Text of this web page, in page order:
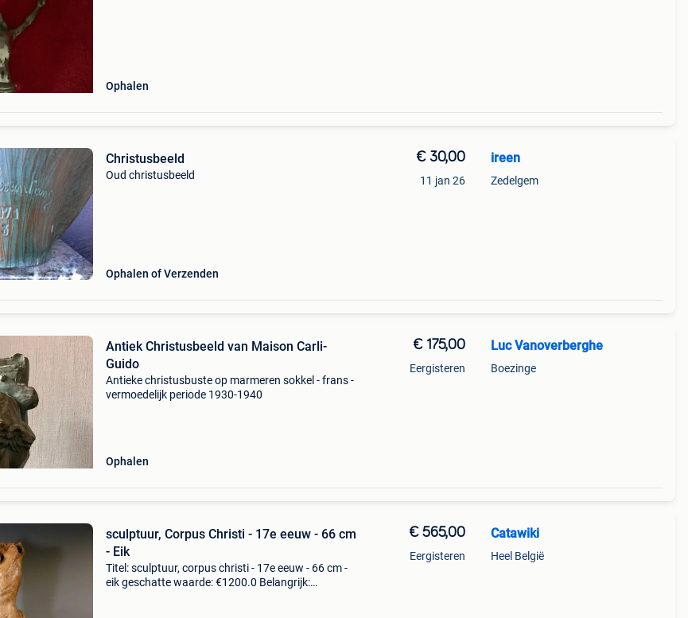
Ophalen
Christusbeeld
Oud christusbeeld
Ophalen of Verzenden
€ 30,00
11 jan 26
ireen
Zedelgem
Antiek Christusbeeld van Maison Carli-
Guido
Antieke christusbuste op marmeren sokkel - frans -
vermoedelijk periode 1930-1940
Ophalen
€ 175,00
Eergisteren
Luc Vanoverberghe
Boezinge
sculptuur, Corpus Christi - 17e eeuw - 66 cm
- Eik
Titel: sculptuur, corpus christi - 17e eeuw - 66 cm -
eik geschatte waarde: €1200.0 Belangrijk:
€ 565,00
Eergisteren
Catawiki
Heel België